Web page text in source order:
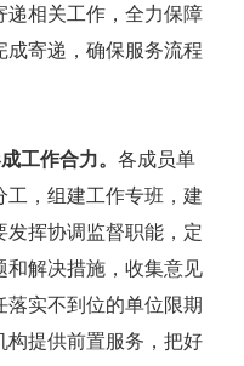
递相关工作，全力保障
成寄递，确保服务流程
工作合力。 各成员单
工，组建工作专班，建
发挥协调监督职能，定
和解决措施，收集意见
实不到位的单位限期
构提供前置服务，把好